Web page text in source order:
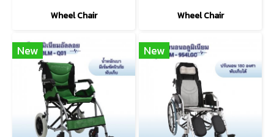
Wheel Chair Wheel Chair
New New